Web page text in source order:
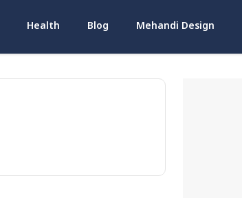
Health Blog Mehandi Design